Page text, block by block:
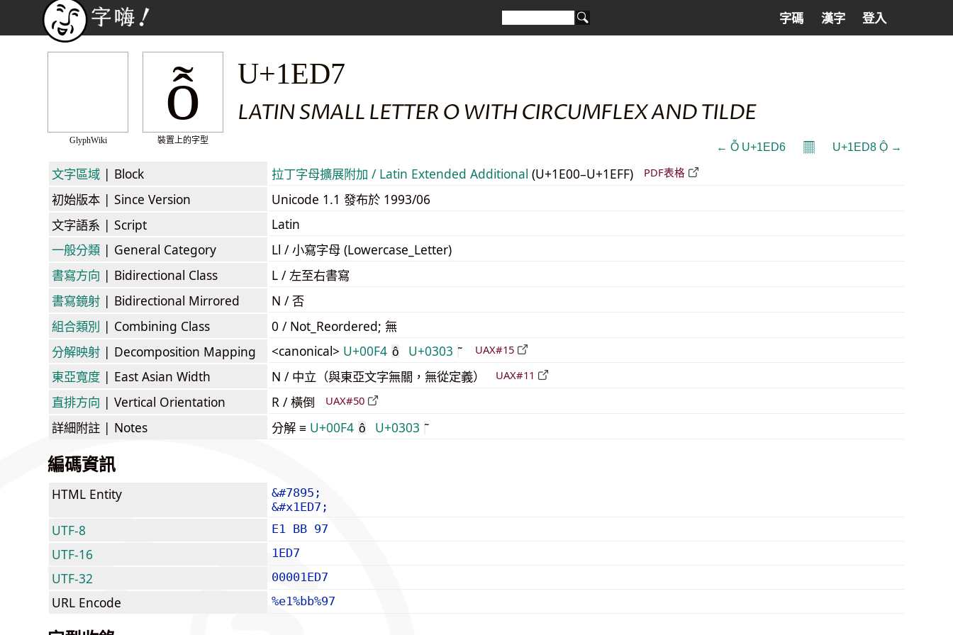
字碼 漢字 登入
GlyphWiki
ỗ
裝置上的字型
U+1ED7
LATIN SMALL LETTER O WITH CIRCUMFLEX AND TILDE
← Ỗ U+1ED6 𝄜 U+1ED8 Ộ →
文字區域 | Block 拉丁字母擴展附加 / Latin Extended Additional (U+1E00–U+1EFF) PDF表格
初始版本 | Since Version
Unicode 1.1 發布於 1993/06
文字語系 | Script
Latin
一般分類 | General Category
Ll / 小寫字母 (Lowercase_Letter)
書寫方向 | Bidirectional Class
L / 左至右書寫
書寫鏡射 | Bidirectional Mirrored
N / 否
組合類別 | Combining Class
0 / Not_Reordered; 無
分解映射 | Decomposition Mapping <canonical> U+00F4 ô U+0303 UAX#15
東亞寬度 | East Asian Width N / 中立（與東亞文字無關，無從定義） UAX#11
直排方向 | Vertical Orientation R / 橫倒 UAX#50
詳細附註 | Notes 分解 ≡ U+00F4 ô U+0303
編碼資訊
HTML Entity
&#7895;
&#x1ED7;
UTF-8 E1 BB 97
UTF-16 1ED7
UTF-32 00001ED7
URL Encode %e1%bb%97